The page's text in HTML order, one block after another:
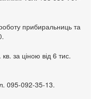
прибиральниць та
за ціною від 6 тис.
095-092-35-13.